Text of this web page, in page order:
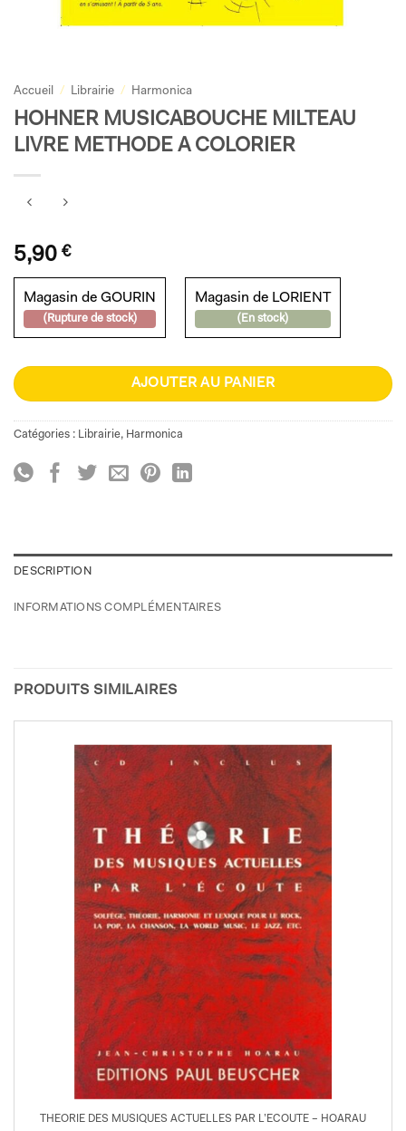
Accueil / Librairie / Harmonica
HOHNER MUSICABOUCHE MILTEAU
LIVRE METHODE A COLORIER
5,90 €
Magasin de GOURIN
(Rupture de stock)
Magasin de LORIENT
(En stock)
AJOUTER AU PANIER
Catégories : Librairie, Harmonica
DESCRIPTION
INFORMATIONS COMPLÉMENTAIRES
PRODUITS SIMILAIRES
THEORIE DES MUSIQUES ACTUELLES PAR L’ECOUTE – HOARAU